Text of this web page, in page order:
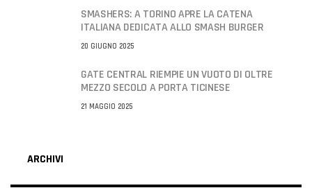
SMASHERS: A TORINO APRE LA CATENA
ITALIANA DEDICATA ALLO SMASH BURGER
20 GIUGNO 2025
GATE CENTRAL RIEMPIE UN VUOTO DI OLTRE
MEZZO SECOLO A PORTA TICINESE
21 MAGGIO 2025
ARCHIVI